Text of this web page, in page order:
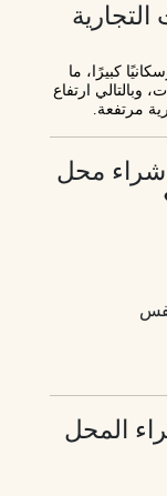
كبيرًا ، ما
وبالتالي ارتفاع
مرتفعة.
شراء محل
المحل